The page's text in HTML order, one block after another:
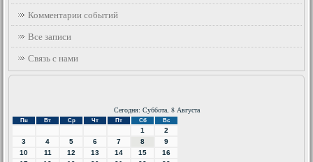
Комментарии событий
Все записи
Связь с нами
Сегодня: Суббота, 8 Августа
Пн Вт Ср Чт Пт Сб Вс
1
2
3
4 5 6 7 8
9
10
11 12 13 14 15
16